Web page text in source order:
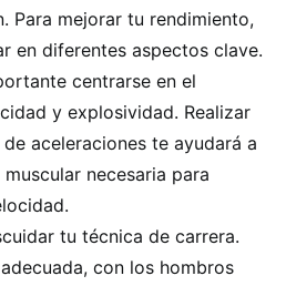
Para mejorar tu rendimiento,
en diferentes aspectos clave.
centrarse en el
y explosividad. Realizar
aceleraciones te ayudará a
necesaria para
tu técnica de carrera.
con los hombros